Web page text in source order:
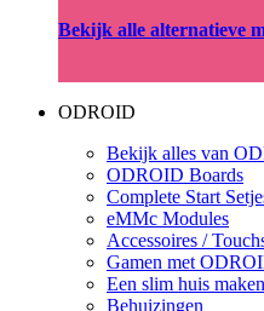
Bekijk alle alternatieve
ODROID
Bekijk alles van
ODROID Boards
Complete Start
eMMc Modules
Accessoires /
Gamen met
Een slim huis
Behuizingen